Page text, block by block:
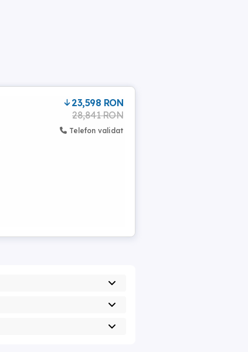
23,598 RON
28,841 RON
Telefon validat